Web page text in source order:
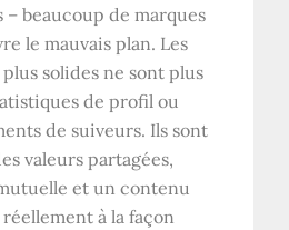
– beaucoup de marques
le mauvais plan. Les
solides ne sont plus
de profil ou
de suiveurs. Ils sont
valeurs partagées,
et un contenu
à la façon